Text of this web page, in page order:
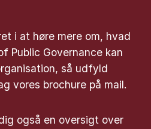
i at høre mere om, hvad
Public Governance kan
så udfyld
vores brochure på mail.
også en oversigt over